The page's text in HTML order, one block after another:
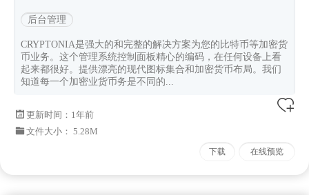
后台管理
CRYPTONIA是强大的和完整的解决方案为您的比特币等加密货
币业务。这个管理系统控制面板精心的编码，在任何设备上看
起来都很好。提供漂亮的现代图标集合和加密货币布局。我们
知道每一个加密业货币务是不同的...
更新时间： 1年前
文件大小： 5.28M
下载 在线预览